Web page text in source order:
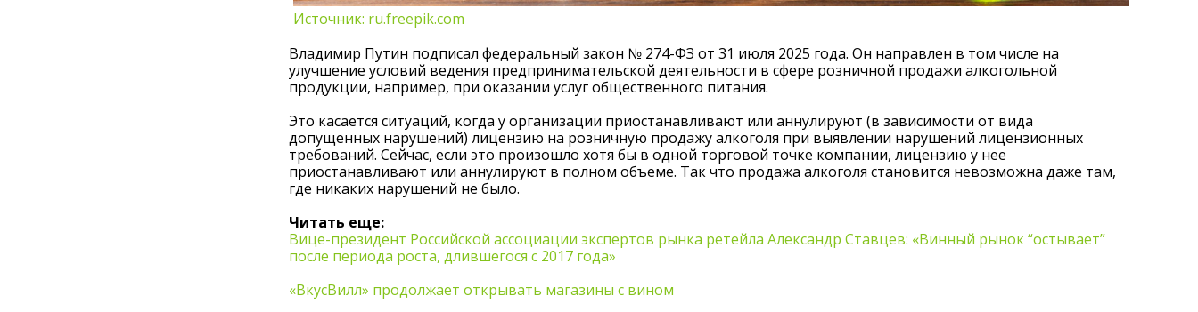
Источник: ru.freepik.com
Владимир Путин подписал федеральный закон № 274-ФЗ от 31 июля 2025 года. Он направлен в том числе на
улучшение условий ведения предпринимательской деятельности в сфере розничной продажи алкогольной
продукции, например, при оказании услуг общественного питания.
Это касается ситуаций, когда у организации приостанавливают или аннулируют (в зависимости от вида
допущенных нарушений) лицензию на розничную продажу алкоголя при выявлении нарушений лицензионных
требований. Сейчас, если это произошло хотя бы в одной торговой точке компании, лицензию у нее
приостанавливают или аннулируют в полном объеме. Так что продажа алкоголя становится невозможна даже там,
где никаких нарушений не было.
Читать еще:
Вице-президент Российской ассоциации экспертов рынка ретейла Александр Ставцев: «Винный рынок “остывает”
после периода роста, длившегося с 2017 года»
«ВкусВилл» продолжает открывать магазины с вином